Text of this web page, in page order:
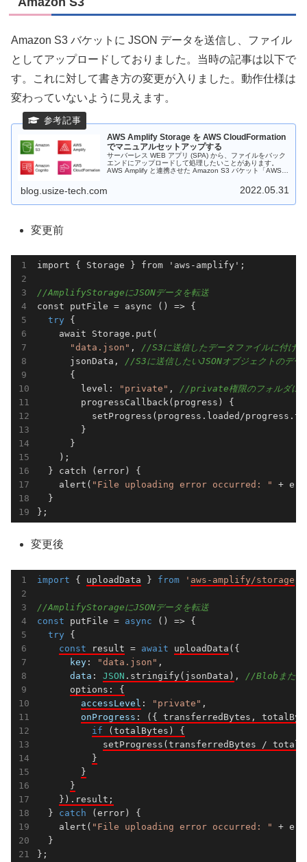
Amazon S3 バケットに JSON データを送信し、ファイル
としてアップロードしておりました。当時の記事は以下で
す。これに対して書き方の変更が入りました。動作仕様は
変わっていないように見えます。
AWS Amplify Storage を AWS CloudFormation
でマニュアルセットアップする
サーバーレス WEB アプリ (SPA) から、ファイルをバック
エンドにアップロードして処理したいことがあります。
AWS Amplify と連携させた Amazon S3 バケット「AWS
したストレージを簡単に作ることができます。
blog.usize-tech.com 2022.05.31
変更前
import { Storage } from 'aws-amplify';
//AmplifyStorageにJSONデータを転送
const putFile = async
() => {
try {
    await
Storage . put(
"data.json" , //S3に送信したデータファイルに付け
      jsonData,
//S3に送信したいJSONオブジェクトのデー
      {
        level:
"private" , //private権限のフォルダに
        progress
Callback( progress )
{
          set
Progress( progress . loaded /progress .
        }
      }
    );
  } catch (error) {
    alert(
"File uploading error occurred: "
+
  }
変更後
import { uploadData } from ' aws-amplify/storage
//AmplifyStorageにJSONデータを転送
const putFile = async () => {
try {
const result = await uploadData ({
key : "data.json" ,
data : JSON .stringify(jsonData) ,
//Blobまたは
options: {
accessLevel : "private" ,
onProgress : ( { transferredBytes,
if (totalBytes) {
setProgress(transferredBytes /
}
}
}
}).result;
  }
catch (error) {
    alert(
"File uploading error occurred: "
+
  }